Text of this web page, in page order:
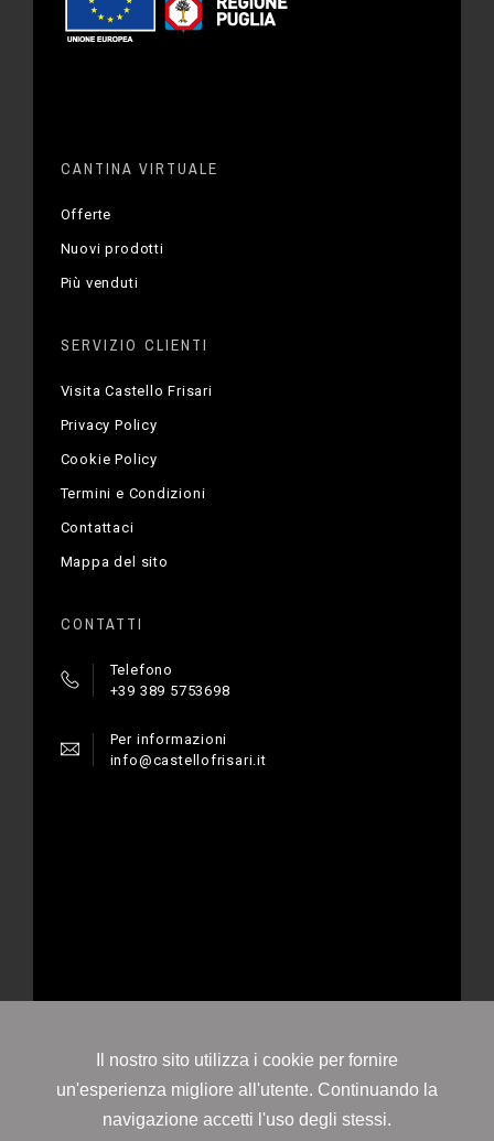
CANTINA VIRTUALE
Offerte
Nuovi prodotti
Più venduti
SERVIZIO CLIENTI
Visita Castello Frisari
Privacy Policy
Cookie Policy
Termini e Condizioni
Contattaci
Mappa del sito
CONTATTI
Telefono
+39 389 5753698
Per informazioni
info@castellofrisari.it
04793750755
Il nostro sito utilizza i cookie per fornire
un'esperienza migliore all'utente. Continuando la
navigazione accetti l'uso degli stessi.